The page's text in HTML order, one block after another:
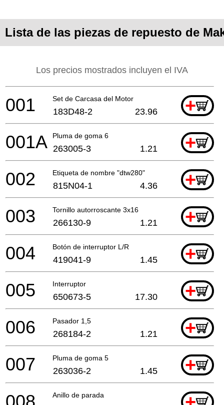
Lista de las piezas de repuesto de
Los precios mostrados incluyen el IVA
Set de Carcasa del Motor +
001 183D48-2 23.96
Pluma de goma 6 +
001A 263005-3 1.21
Etiqueta de nombre "dtw280" +
002 815N04-1 4.36
Tornillo autorroscante 3x16 +
003 266130-9 1.21
Botón de interruptor L/R +
004 419041-9 1.45
Interruptor +
005 650673-5 17.30
Pasador 1,5 +
006 268184-2 1.21
Pluma de goma 5 +
007 263036-2 1.45
Anillo de parada